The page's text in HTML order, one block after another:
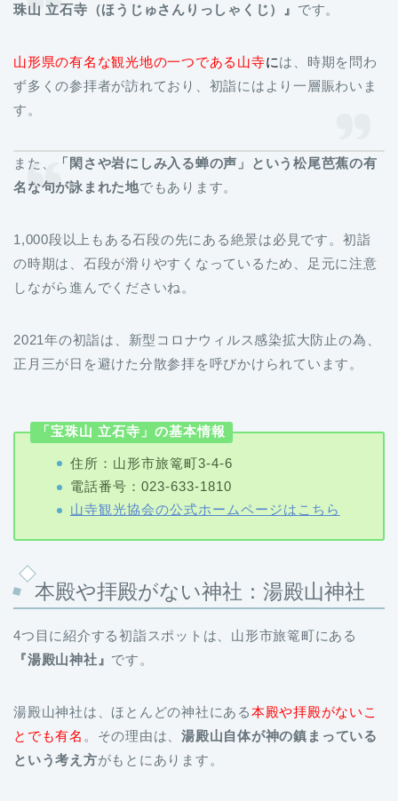
珠山 立石寺（ほうじゅさんりっしゃくじ）』 です。
山形県の有名な観光地の一つである山寺には、時期を問わ
ず多くの参拝者が訪れており、初詣にはより一層賑わいま
す。
また、
「閑さや岩にしみ入る蝉の声」という松尾芭蕉の有
名な句が詠まれた地でもあります。
1,000段以上もある石段の先にある絶景は必見です。初詣
の時期は、石段が滑りやすくなっているため、足元に注意
しながら進んでくださいね。
2021年の初詣は、新型コロナウィルス感染拡大防止の為、
正月三が日を避けた分散参拝を呼びかけられています。
「宝珠山 立石寺」の基本情報
住所：山形市旅篭町3-4-6
電話番号：023-633-1810
山寺観光協会の公式ホームページはこちら
本殿や拝殿がない神社：湯殿山神社
4つ目に紹介する初詣スポットは、山形市旅篭町にある
『湯殿山神社』 です。
湯殿山神社は、ほとんどの神社にある本殿や拝殿がないこ
とでも有名 。その理由は、湯殿山自体が神の鎮まっている
という考え方がもとにあります。